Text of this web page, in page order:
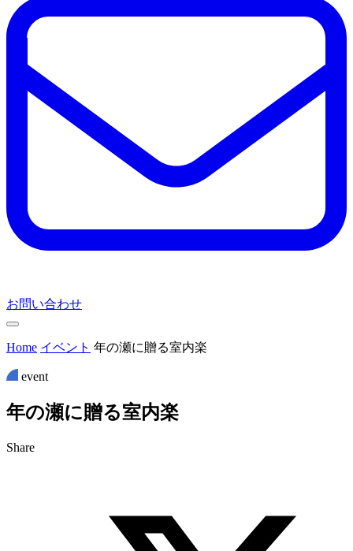
お問い合わせ
Home イベント 年の瀬に贈る室内楽
event
年の瀬に贈る室内楽
Share